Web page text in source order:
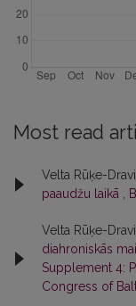
Most read
Velta Rūķe-
paaudžu laikā
Velta Rūķe-
diahroniskās
Supplement 4:
Congress of